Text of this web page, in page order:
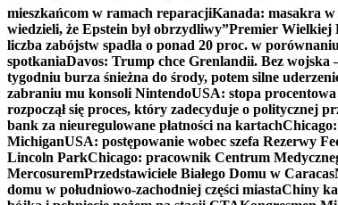
mieszkańcom w ramach reparacjiKanada: masakra
wiedzieli, że Epstein był obrzydliwy”Premier Wielkiej
liczba zabójstw spadła o ponad 20 proc. w
spotkaniaDavos: Trump chce Grenlandii. Bez wojska
tygodniu burza śnieżna do środy, potem silne
zabraniu mu konsoli NintendoUSA: stopa
rozpoczął się proces, który zadecyduje o politycznej
bank za nieuregulowane płatności na kartach
MichiganUSA: postępowanie wobec szefa Rezerwy
Lincoln ParkChicago: pracownik Centrum
MercosuremPrzedstawiciele Białego Domu w Caracas
domu w południowo-zachodniej części miastaChiny